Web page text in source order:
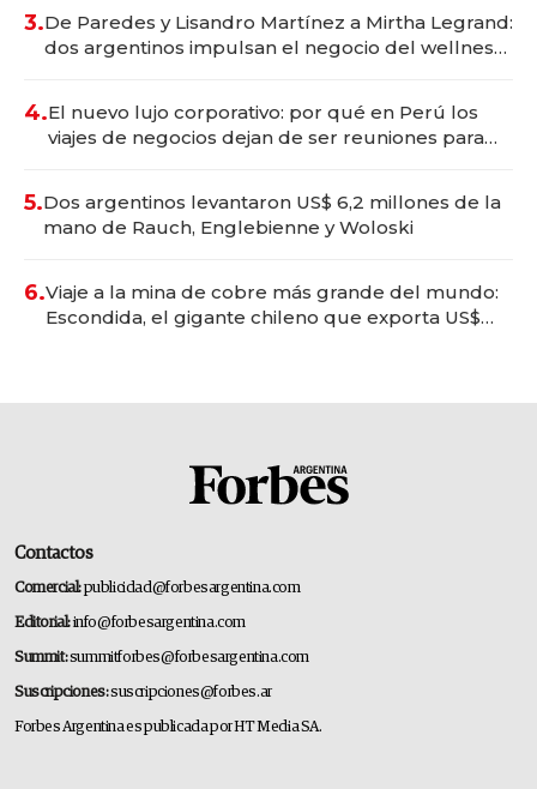
3.De Paredes y Lisandro Martínez a Mirtha Legrand:
dos argentinos impulsan el negocio del wellness
4.El nuevo lujo corporativo: por qué en Perú los
viajes de negocios dejan de ser reuniones para
5.Dos argentinos levantaron US$ 6,2 millones de la
mano de Rauch, Englebienne y Woloski
6.Viaje a la mina de cobre más grande del mundo:
Escondida, el gigante chileno que exporta US$
Contactos
Comercial:publicidad@forbesargentina.com
Editorial:info@forbesargentina.com
Summit:summitforbes@forbesargentina.com
Suscripciones:suscripciones@forbes.ar
Forbes Argentina es publicada por HT Media SA.